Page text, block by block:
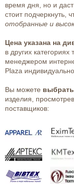
время дня, но и
стоит подчеркнуть,
отобранные и
Цена указана на
в других
менеджером
Plaza индивидуально.
Вы можете
изделия,
поставщиков: